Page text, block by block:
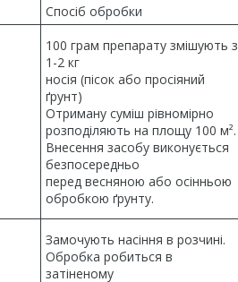
Спосіб обробки
100 грам препарату змішують з
1-2 кг
носія (пісок або просіяний
ґрунт)
Отриману суміш рівномірно
розподіляють на площу 100 м².
Внесення засобу виконується
безпосередньо
перед весняною або осінньою
обробкою ґрунту.
Замочують насіння в розчині.
Обробка робиться в
затіненому